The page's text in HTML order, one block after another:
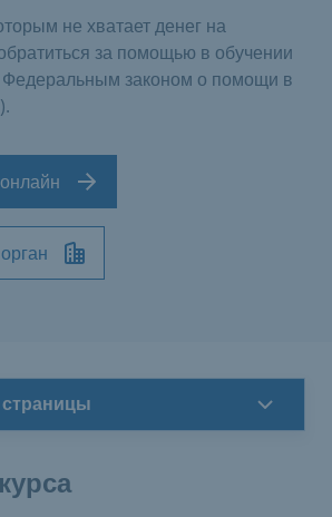
не хватает денег на
за помощью в обучении
Федеральным законом о помощи в